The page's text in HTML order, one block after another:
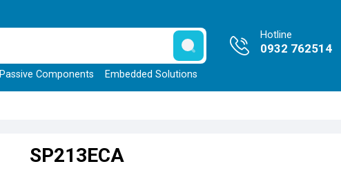
Passive Components Embedded Solutions
Hotline
0932 762514
SP213ECA